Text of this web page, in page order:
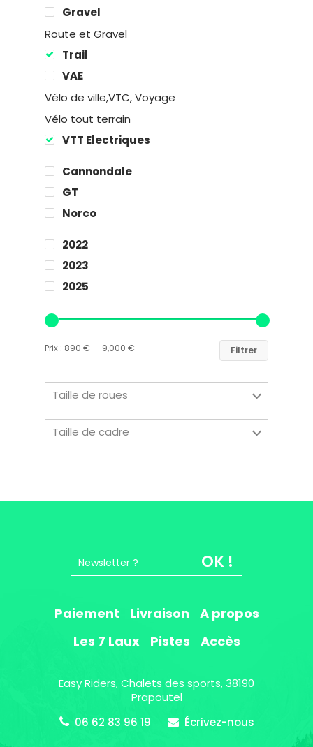
Gravel
Route et Gravel
Trail
VAE
Vélo de ville,VTC, Voyage
Vélo tout terrain
VTT Electriques
Cannondale
GT
Norco
2022
2023
2025
Filtrer
Prix : 890 € — 9,000 €
Taille de roues
Taille de cadre
OK !
Paiement Livraison
A propos
Les 7 Laux
Pistes Accès
Easy Riders, Chalets des sports, 38190
Prapoutel
06 62 83 96 19
Écrivez-nous